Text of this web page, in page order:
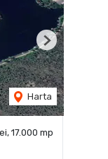
Harta
Next
17.000 mp